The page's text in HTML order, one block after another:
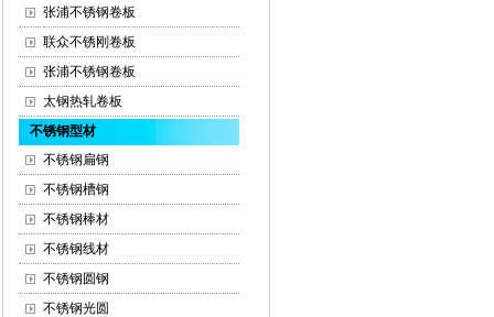
张浦不锈钢卷板
联众不锈刚卷板
张浦不锈钢卷板
太钢热轧卷板
不锈钢型材
不锈钢扁钢
不锈钢槽钢
不锈钢棒材
不锈钢线材
不锈钢圆钢
不锈钢光圆